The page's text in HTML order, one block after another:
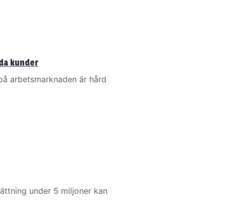
kunder
arbetsmarknaden är hård
under 5 miljoner kan